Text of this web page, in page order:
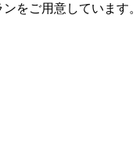
をご用意しています。